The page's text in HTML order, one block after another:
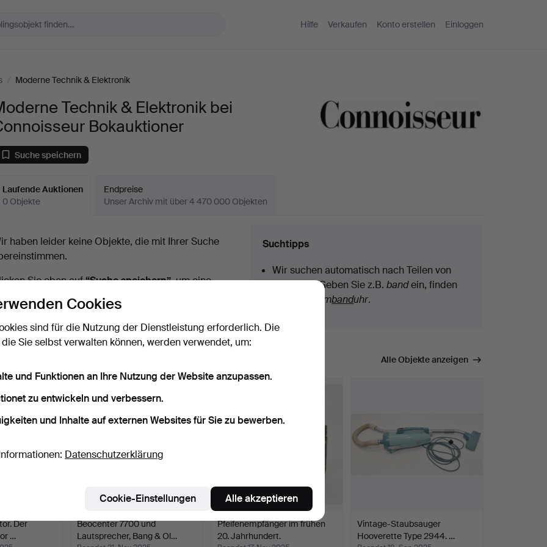
Hilfe Verkaufen Konto erstellen Einloggen
/ Moderne Technik & Elektronik
Technik & Elektronik bei
Bokauktioner
Suche speichern
Laufende Auktionen
0 Objekte
Endpreise
Unser Archiv mit über 4 470 000 Objekten
haben leider keine Objekte, die mit Ihrer Suche
Sie oben auf“Suche speichern”, um eine
zu erhalten, sobald dieses Objekt
ist.
Suchtipps
Wir suchen automatisch nach Teilen von
Begriffen. Geben Sie z.B.bandein, finden
Armbanduhr.
die mit Ihrer Suche übereinstimmen. Alle Objekte anzeigen
Der
…
Beocenter 7700 und
Lautsprecher, Bang & Ol…
Pfeifenempfänger im frühen
20. Jahrhundert.
Vintage-Staubsauger
Hooverette Type 2944. …
Cookies
sind für die Nutzung der Dienstleistung erforderlich. Die
Sie selbst verwalten können, werden verwendet, um:
und Funktionen an Ihre Nutzung der Website anzupassen.
zu entwickeln und verbessern.
und Inhalte auf externen Websites für Sie zu bewerben.
Datenschutzerklärung
Cookie-Einstellungen Alle akzeptieren